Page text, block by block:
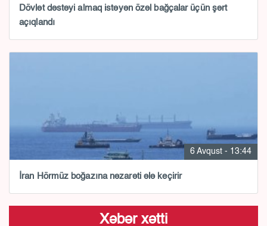
Dövlət dəstəyi almaq istəyən özəl bağçalar üçün şərt
açıqlandı
6 Avqust - 13:44
İran Hörmüz boğazına nəzarəti ələ keçirir
Xəbər xətti